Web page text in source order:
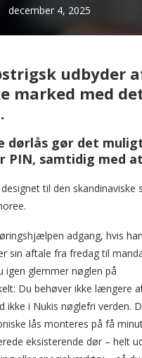
december 4, 2025
udbyder
marked med
dørlås gør det
samtidig med
til den
adgang, hvis han
sin aftale fra fredag til
igen glemmer nøglen på
Du behøver ikke længere
ikke i Nukis nøglefri verden.
lås monteres på få
eksisterende dør – helt